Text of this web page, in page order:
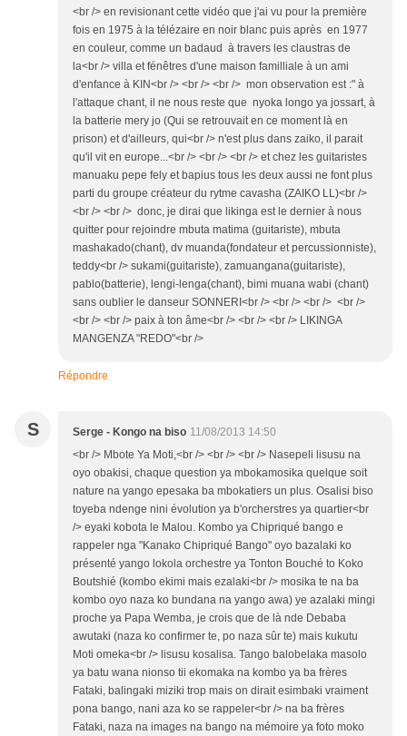
<br /> en revisionant cette vidéo que j'ai vu pour la première
fois en 1975 à la télézaire en noir blanc puis après en 1977
en couleur, comme un badaud à travers les claustras de
la<br /> villa et fénêtres d'une maison familliale à un ami
d'enfance à KIN<br /> <br /> <br /> mon observation est :" à
l'attaque chant, il ne nous reste que nyoka longo ya jossart, à
la batterie mery jo (Qui se retrouvait en ce moment là en
prison) et d'ailleurs, qui<br /> n'est plus dans zaiko, il parait
qu'il vit en europe...<br /> <br /> <br /> et chez les guitaristes
manuaku pepe fely et bapius tous les deux aussi ne font plus
parti du groupe créateur du rytme cavasha (ZAIKO LL)<br />
<br /> <br /> donc, je dirai que likinga est le dernier à nous
quitter pour rejoindre mbuta matima (guitariste), mbuta
mashakado(chant), dv muanda(fondateur et percussionniste),
teddy<br /> sukami(guitariste), zamuangana(guitariste),
pablo(batterie), lengi-lenga(chant), bimi muana wabi (chant)
sans oublier le danseur SONNERI<br /> <br /> <br /> <br />
<br /> <br /> paix à ton âme<br /> <br /> <br /> LIKINGA
MANGENZA "REDO"<br />
Répondre
S Serge - Kongo na biso 11/08/2013 14:50
<br /> Mbote Ya Moti,<br /> <br /> <br /> Nasepeli lisusu na
oyo obakisi, chaque question ya mbokamosika quelque soit
nature na yango epesaka ba mbokatiers un plus. Osalisi biso
toyeba ndenge nini évolution ya b'orcherstres ya quartier<br
/> eyaki kobota le Malou. Kombo ya Chipriqué bango e
rappeler nga "Kanako Chipriqué Bango" oyo bazalaki ko
présenté yango lokola orchestre ya Tonton Bouché to Koko
Boutshié (kombo ekimi mais ezalaki<br /> mosika te na ba
kombo oyo naza ko bundana na yango awa) ye azalaki mingi
proche ya Papa Wemba, je crois que de là nde Debaba
awutaki (naza ko confirmer te, po naza sûr te) mais kukutu
Moti omeka<br /> lisusu kosalisa. Tango balobelaka masolo
ya batu wana nionso tii ekomaka na kombo ya ba frères
Fataki, balingaki miziki trop mais on dirait esimbaki vraiment
pona bango, nani aza ko se rappeler<br /> na ba frères
Fataki, naza na images na bango na mémoire ya foto moko